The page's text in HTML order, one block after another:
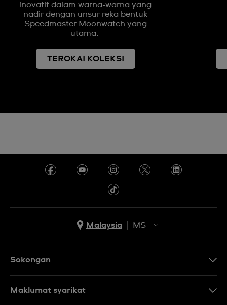
inovatif dalam warna-warna yang
nadir dengan unsur reka bentuk
Speedmaster Moonwatch yang
utama.
TEROKAI KOLEKSI
Malaysia
MS
Sokongan
Maklumat syarikat